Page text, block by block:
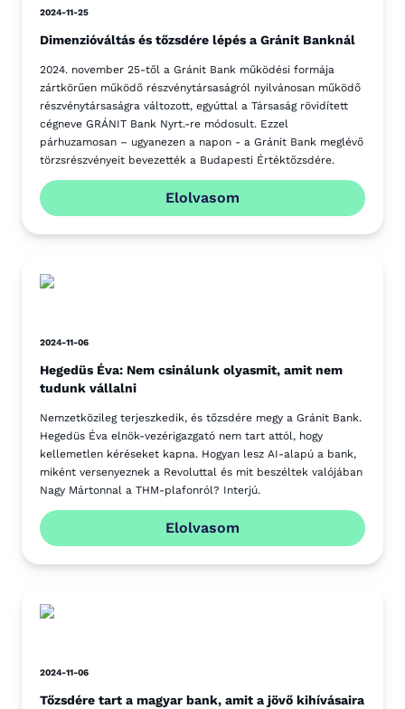
2024-11-25
Dimenzióváltás és tőzsdére lépés a Gránit Banknál
2024. november 25-től a Gránit Bank működési formája
zártkörűen működő részvénytársaságról nyilvánosan működő
részvénytársaságra változott, egyúttal a Társaság rövidített
cégneve GRÁNIT Bank Nyrt.-re módosult. Ezzel
párhuzamosan – ugyanezen a napon - a Gránit Bank meglévő
törzsrészvényeit bevezették a Budapesti Értéktőzsdére.
Elolvasom
2024-11-06
Hegedüs Éva: Nem csinálunk olyasmit, amit nem
tudunk vállalni
Nemzetközileg terjeszkedik, és tőzsdére megy a Gránit Bank.
Hegedüs Éva elnök-vezérigazgató nem tart attól, hogy
kellemetlen kéréseket kapna. Hogyan lesz AI-alapú a bank,
miként versenyeznek a Revoluttal és mit beszéltek valójában
Nagy Mártonnal a THM-plafonról? Interjú.
Elolvasom
2024-11-06
Tőzsdére tart a magyar bank, amit a jövő kihívásaira